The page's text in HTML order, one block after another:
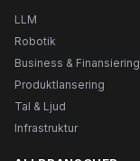
LLM
Robotik
Business & Finansiering
Produktlansering
Tal & Ljud
Infrastruktur